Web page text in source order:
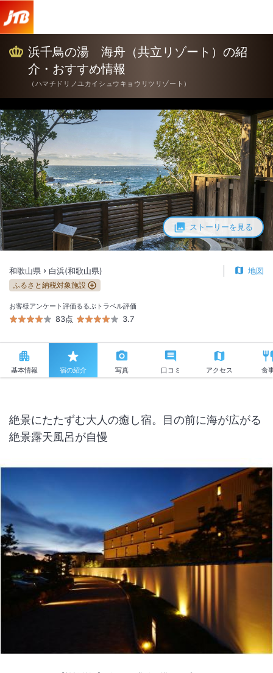
ストーリーを見る
浜千鳥の湯 海舟（共立リゾート）の紹
介・おすすめ情報
（ ハマチドリノユカイシュウキョウリツリゾート ）
和歌山県 白浜(和歌山県) 地図
ふるさと納税対象施設
お客様アンケート評価
83点
るるぶトラベル評価
3.7
基本情報 宿の紹介 写真 口コミ アクセス 食
1 /10
外観
浜千鳥に誘われて静かで雄大な旅に出てみませんか。必ず、新しい「癒
し」の場と時間に出会い、五感で味わっていただけるものと確信してお
絶景にたたずむ大人の癒し宿。目の前に海が広がる
絶景露天風呂が自慢